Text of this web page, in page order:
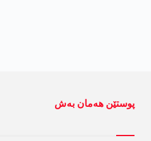
پوستێن ھەمان بەش